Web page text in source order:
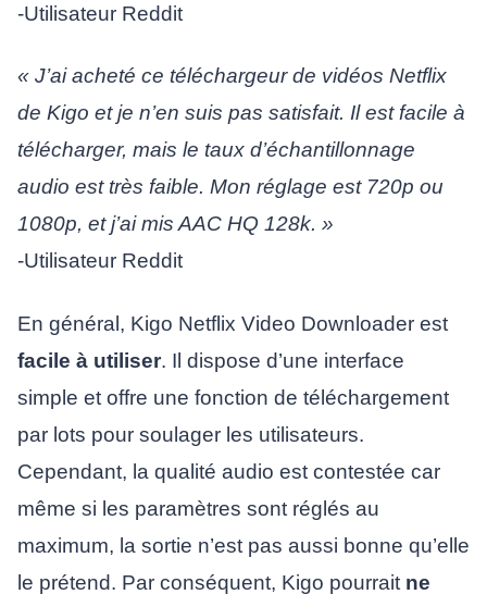
-Utilisateur Reddit
« J’ai acheté ce téléchargeur de vidéos Netflix
de Kigo et je n’en suis pas satisfait. Il est facile à
télécharger, mais le taux d’échantillonnage
audio est très faible. Mon réglage est 720p ou
1080p, et j’ai mis AAC HQ 128k. »
-Utilisateur Reddit
En général, Kigo Netflix Video Downloader est
facile à utiliser. Il dispose d’une interface
simple et offre une fonction de téléchargement
par lots pour soulager les utilisateurs.
Cependant, la qualité audio est contestée car
même si les paramètres sont réglés au
maximum, la sortie n’est pas aussi bonne qu’elle
le prétend. Par conséquent, Kigo pourrait ne